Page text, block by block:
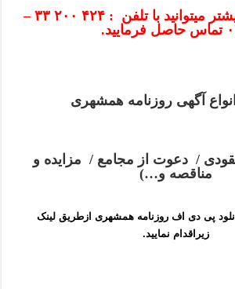
جهت راهنمایی بیشتر میتوانید با تلفن : ۴۲۴ ۲۰۰ ۳۳ –
آگهی روزنامه همشهری
/ دعوت از مجامع / مزایده و
مناقصه و…)
پی دی اف روزنامه همشهری ازطریق لینک
زیراقدام نمایید.